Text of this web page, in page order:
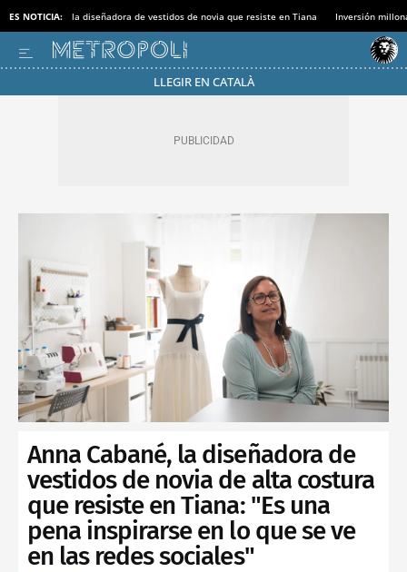
ES NOTICIA: la diseñadora de vestidos de novia que resiste en Tiana Inversión
LLEGIR EN CATALÀ
Anna Cabané, la diseñadora de
vestidos de novia de alta costura
que resiste en Tiana: "Es una
pena inspirarse en lo que se ve
en las redes sociales"